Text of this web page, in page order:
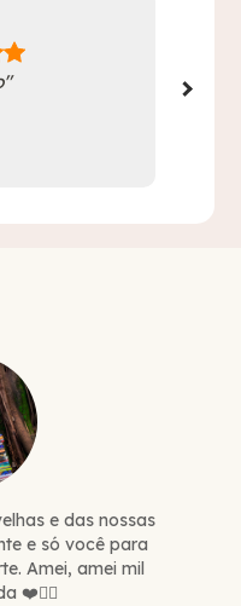
e
e das nossas
e só você para
Amei, amei mil
❤️✊🏾